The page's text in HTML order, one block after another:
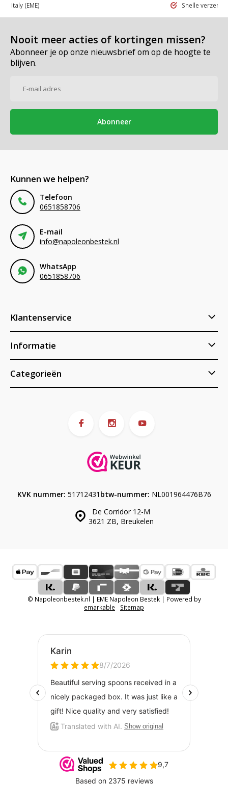
in Italy (EME) Snelle
Nooit meer acties of kortingen missen?
Abonneer je op onze nieuwsbrief om op de hoogte te
blijven.
Abonneer
Kunnen we helpen?
Telefoon
0651858706
E-mail
info@napoleonbestek.nl
WhatsApp
0651858706
Klantenservice
Informatie
Categorieën
De Corridor 12-M
3621 ZB, Breukelen
KVK nummer: 51712431 btw-nummer: NL001964476B76
© Napoleonbestek.nl | EME Napoleon Bestek | Powered by
emarkable
Sitemap